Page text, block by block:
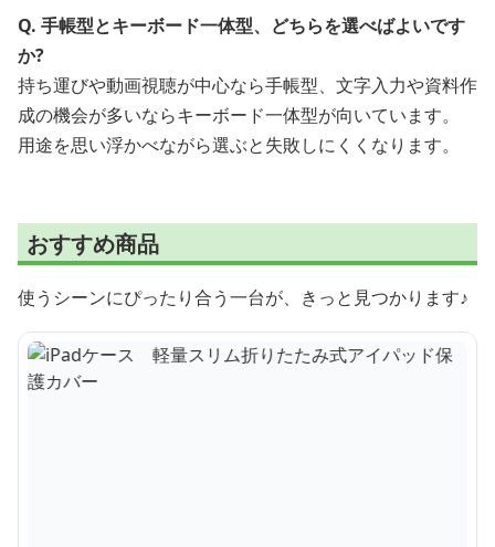
Q. 手帳型とキーボード一体型、どちらを選べばよいです
か?
持ち運びや動画視聴が中心なら手帳型、文字入力や資料作
成の機会が多いならキーボード一体型が向いています。
用途を思い浮かべながら選ぶと失敗しにくくなります。
おすすめ商品
使うシーンにぴったり合う一台が、きっと見つかります♪